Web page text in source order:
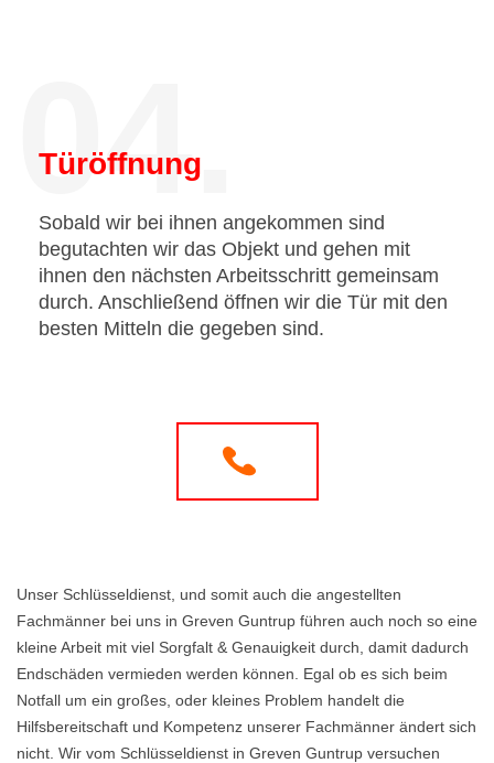
04.
Türöffnung
Sobald wir bei ihnen angekommen sind
begutachten wir das Objekt und gehen mit
ihnen den nächsten Arbeitsschritt gemeinsam
durch. Anschließend öffnen wir die Tür mit den
besten Mitteln die gegeben sind.
Unser Schlüsseldienst, und somit auch die angestellten
Fachmänner bei uns in Greven Guntrup führen auch noch so eine
kleine Arbeit mit viel Sorgfalt & Genauigkeit durch, damit dadurch
Endschäden vermieden werden können. Egal ob es sich beim
Notfall um ein großes, oder kleines Problem handelt die
Hilfsbereitschaft und Kompetenz unserer Fachmänner ändert sich
nicht. Wir vom Schlüsseldienst in Greven Guntrup versuchen